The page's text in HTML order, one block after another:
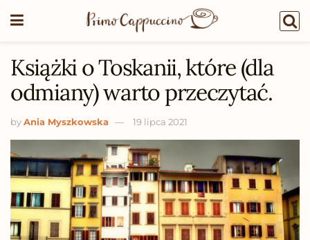
Książki o Toskanii, które (dla
odmiany) warto przeczytać.
byAnia Myszkowska 19 lipca 2021